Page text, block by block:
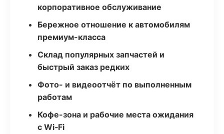
корпоративное обслуживание
Бережное отношение к автомобилям
премиум-класса
Склад популярных запчастей и
быстрый заказ редких
Фото- и видеоотчёт по выполненным
работам
Кофе-зона и рабочие места ожидания
с Wi‑Fi